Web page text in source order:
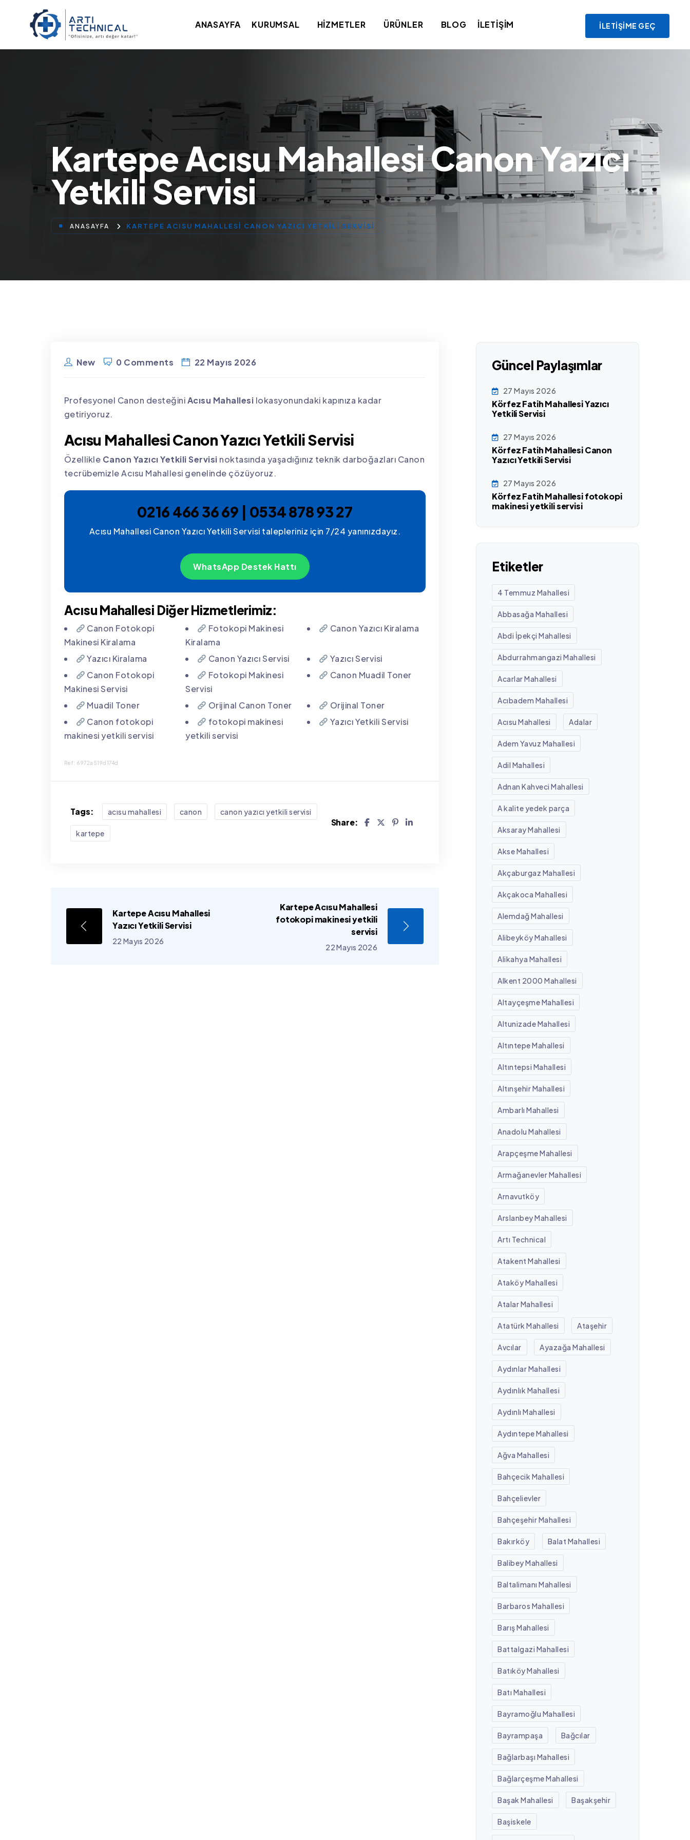
ANASAYFA KURUMSAL HIZMETLER ÜRÜNLER BLOG İLETIŞIM İLETIŞIME GEÇ
Kartepe Acısu Mahallesi Canon Yazıcı
Yetkili Servisi
ANASAYFA KARTEPE ACISU MAHALLESI CANON YAZICI YETKILI SERVISI
New 0 Comments 22 Mayıs 2026
Profesyonel Canon desteğiniAcısu Mahallesi lokasyonundaki kapınıza kadar
getiriyoruz.
Acısu Mahallesi Canon Yazıcı Yetkili Servisi
Özellikle Canon Yazıcı Yetkili Servisi noktasında yaşadığınız teknik darboğazları Canon
tecrübemizle Acısu Mahallesi genelinde çözüyoruz.
0216 466 36 69 | 0534 878 93 27
Acısu Mahallesi Canon Yazıcı Yetkili Servisi talepleriniz için 7/24 yanınızdayız.
WhatsApp Destek Hattı
Acısu Mahallesi Diğer Hizmetlerimiz:
Canon Fotokopi
Makinesi Kiralama
Fotokopi Makinesi
Kiralama
Canon Yazıcı Kiralama
Yazıcı Kiralama Canon Yazıcı Servisi
Yazıcı Servisi
Canon Fotokopi
Makinesi Servisi
Fotokopi Makinesi
Servisi
Canon Muadil Toner
Muadil Toner Orijinal Canon Toner
Orijinal Toner
Canon fotokopi
makinesi yetkili servisi
fotokopi makinesi
yetkili servisi
Yazıcı Yetkili Servisi
Ref: 6972a519d174d
Tags: acısu mahallesi canon canon yazıcı yetkili servisi
kartepe
Share:
Kartepe Acısu Mahallesi
Yazıcı Yetkili Servisi
22 Mayıs 2026
Kartepe Acısu Mahallesi
fotokopi makinesi yetkili
servisi
22 Mayıs 2026
Güncel Paylaşımlar
27 Mayıs 2026
Körfez Fatih Mahallesi Yazıcı
Yetkili Servisi
27 Mayıs 2026
Körfez Fatih Mahallesi Canon
Yazıcı Yetkili Servisi
27 Mayıs 2026
Körfez Fatih Mahallesi fotokopi
makinesi yetkili servisi
Etiketler
4 Temmuz Mahallesi
Abbasağa Mahallesi
Abdi İpekçi Mahallesi
Abdurrahmangazi Mahallesi
Acarlar Mahallesi
Acıbadem Mahallesi
Acısu Mahallesi Adalar
Adem Yavuz Mahallesi
Adil Mahallesi
Adnan Kahveci Mahallesi
A kalite yedek parça
Aksaray Mahallesi
Akse Mahallesi
Akçaburgaz Mahallesi
Akçakoca Mahallesi
Alemdağ Mahallesi
Alibeyköy Mahallesi
Alikahya Mahallesi
Alkent 2000 Mahallesi
Altayçeşme Mahallesi
Altunizade Mahallesi
Altıntepe Mahallesi
Altıntepsi Mahallesi
Altınşehir Mahallesi
Ambarlı Mahallesi
Anadolu Mahallesi
Arapçeşme Mahallesi
Armağanevler Mahallesi
Arnavutköy
Arslanbey Mahallesi
Artı Technical
Atakent Mahallesi
Ataköy Mahallesi
Atalar Mahallesi
Atatürk Mahallesi Ataşehir
Avcılar Ayazağa Mahallesi
Aydınlar Mahallesi
Aydınlık Mahallesi
Aydınlı Mahallesi
Aydıntepe Mahallesi
Ağva Mahallesi
Bahçecik Mahallesi
Bahçelievler
Bahçeşehir Mahallesi
Bakırköy Balat Mahallesi
Balibey Mahallesi
Baltalimanı Mahallesi
Barbaros Mahallesi
Barış Mahallesi
Battalgazi Mahallesi
Batıköy Mahallesi
Batı Mahallesi
Bayramoğlu Mahallesi
Bayrampaşa Bağcılar
Bağlarbaşı Mahallesi
Bağlarçeşme Mahallesi
Başak Mahallesi Başakşehir
Başiskele